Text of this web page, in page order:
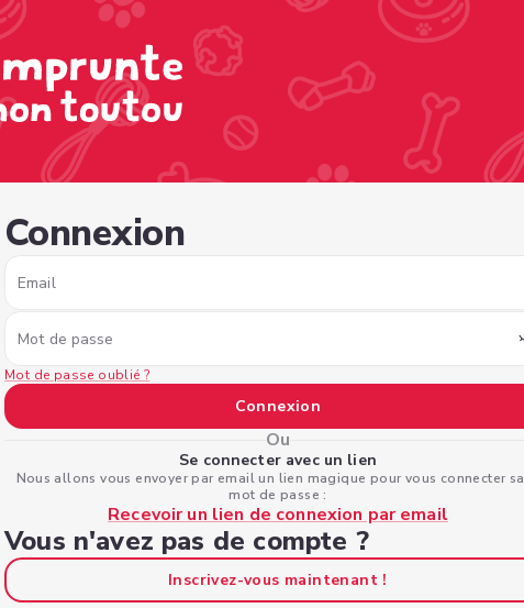
Connexion
Email
Mot de passe
Mot de passe oublié ?
Connexion
Ou
Se connecter avec un lien
Nous allons vous envoyer par email un lien magique pour vous connecter
mot de passe :
Recevoir un lien de connexion par email
Vous n'avez pas de compte ?
Inscrivez-vous maintenant !
8852-b66aac91c2db